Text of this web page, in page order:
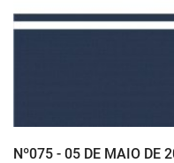
Nº075 - 05 DE MAIO DE